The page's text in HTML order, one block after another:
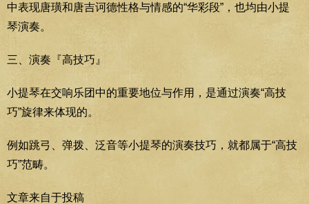
中表现唐璜和唐吉诃德性格与情感的“华彩段”，也均由小提
琴演奏。
三、演奏『高技巧』
小提琴在交响乐团中的重要地位与作用，是通过演奏“高技
巧”旋律来体现的。
例如跳弓、弹拨、泛音等小提琴的演奏技巧，就都属于“高技
巧”范畴。
文章来自于投稿